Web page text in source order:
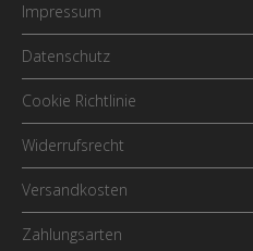
Impressum
Datenschutz
Cookie Richtlinie
Widerrufsrecht
Versandkosten
Zahlungsarten